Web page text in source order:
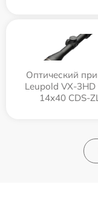
Оптический
Leupold VX-3HD
14x40 CDS-